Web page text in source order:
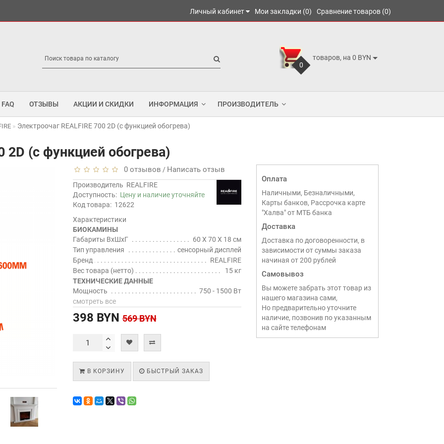
Личный кабинет Мои закладки (0) Сравнение товаров (0)
0
товаров, на 0 BYN
FAQ ОТЗЫВЫ АКЦИИ И СКИДКИ ИНФОРМАЦИЯ ПРОИЗВОДИТЕЛЬ
Электроочаг REALFIRE 700 2D (с функцией обогрева)
2D (с функцией обогрева)
0 отзывов / Написать отзыв
Производитель REALFIRE
Доступность: Цену и наличие уточняйте
Код товара: 12622
Характеристики
БИОКАМИНЫ
Габариты ВхШхГ
60 Х 70 Х 18 см
Тип управления
сенсорный дисплей
Бренд
REALFIRE
Вес товара (нетто)
15 кг
ТЕХНИЧЕСКИЕ ДАННЫЕ
Мощность
750 - 1500 Вт
смотреть все
398 BYN 569 BYN
В КОРЗИНУ БЫСТРЫЙ ЗАКАЗ
Оплата
Наличными, Безналичными,
Карты банков, Рассрочка карте
"Халва" от МТБ банка
Доставка
Доставка по договоренности, в
зависимости от суммы заказа
начиная от 200 рублей
Самовывоз
Вы можете забрать этот товар из
нашего магазина сами,
Но предварительно уточните
наличие, позвонив по указанным
на сайте телефонам